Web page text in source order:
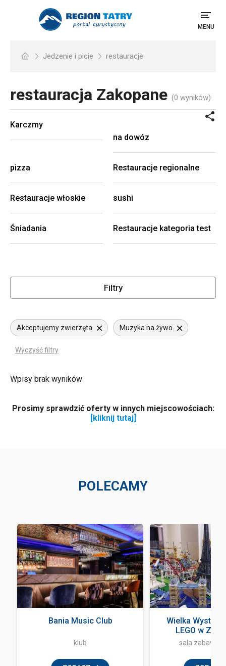
MENU
Jedzenie i picie restauracje
restauracja Zakopane (0 wyników)
Karczmy
na dowóz
pizza Restauracje regionalne
Restauracje włoskie sushi
Śniadania Restauracje kategoria test
Filtry
Akceptujemy zwierzęta Muzyka na żywo
Wyczyść filtry
Wpisy brak wyników
Prosimy sprawdzić oferty w innych miejscowościach:
[kliknij tutaj]
POLECAMY
Bania Music Club
klub
Wielka
LEGO w
sala zabaw